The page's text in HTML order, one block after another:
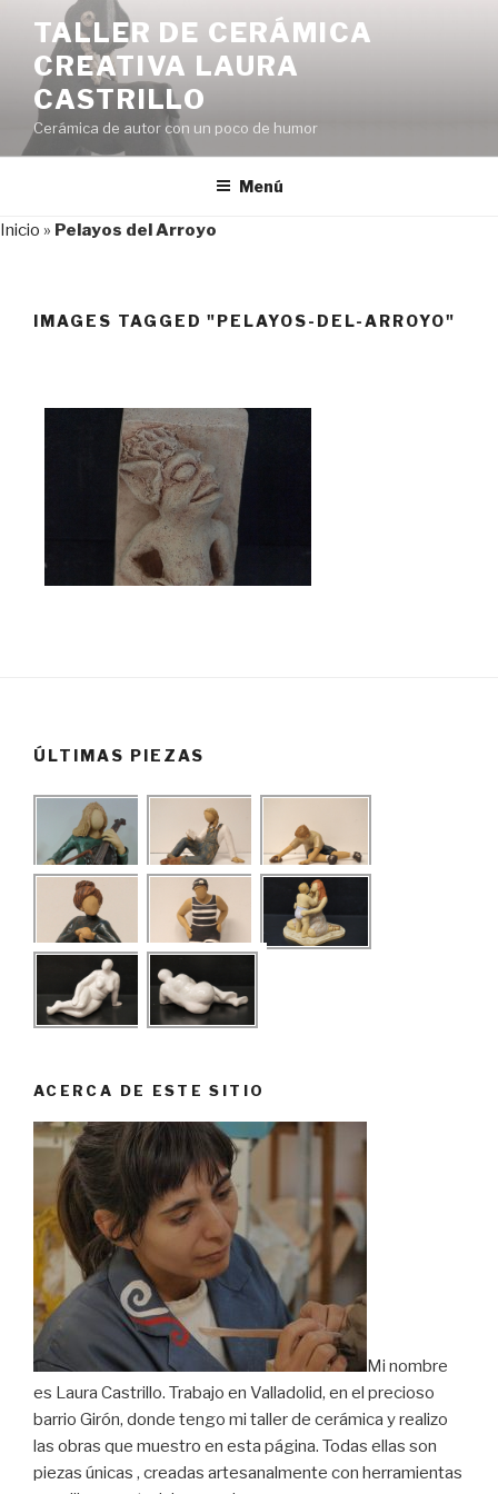
contenido
TALLER DE CERÁMICA
CREATIVA LAURA
CASTRILLO
Cerámica de autor con un poco de humor
Menú
Inicio » Pelayos del Arroyo
IMAGES TAGGED "PELAYOS-DEL-ARROYO"
ÚLTIMAS PIEZAS
ACERCA DE ESTE SITIO
Mi nombre
es Laura Castrillo. Trabajo en Valladolid, en el precioso
barrio Girón, donde tengo mi taller de cerámica y realizo
las obras que muestro en esta página. Todas ellas son
piezas únicas , creadas artesanalmente con herramientas